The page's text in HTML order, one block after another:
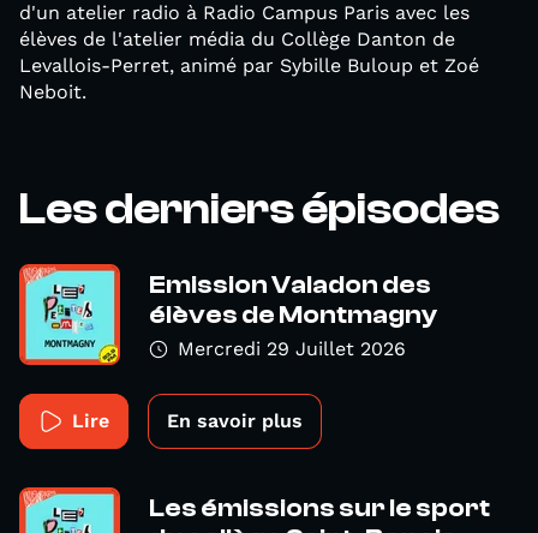
d'un atelier radio à Radio Campus Paris avec les
élèves de l'atelier média du Collège Danton de
Levallois-Perret, animé par Sybille Buloup et Zoé
Neboit.
Les derniers épisodes
Emission Valadon des
élèves de Montmagny
Mercredi 29 Juillet 2026
Lire En savoir plus
Les émissions sur le sport